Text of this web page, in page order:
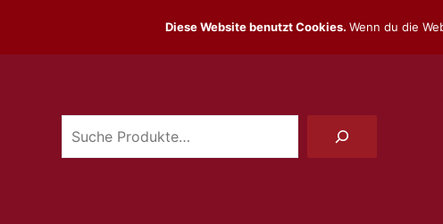
springen Suchen
Diese Website benutzt Cookies. Wenn du die